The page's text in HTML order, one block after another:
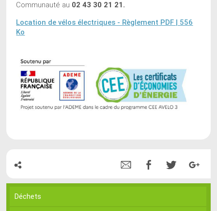
Communauté au 02 43 30 21 21.
Location de vélos électriques - Règlement PDF | 556
Ko
Déchets